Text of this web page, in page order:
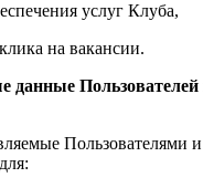
услуг Клуба,
на вакансии.
данные
Пользователями